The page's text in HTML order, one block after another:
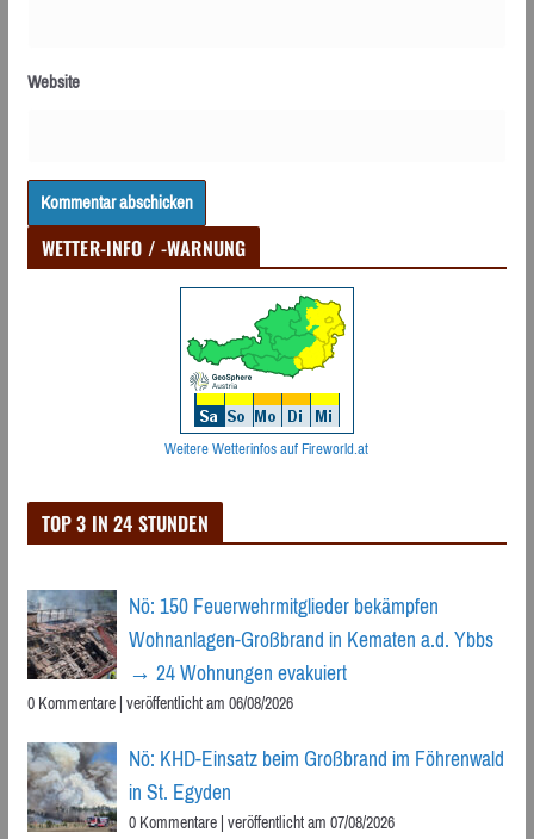
Website
WETTER-INFO / -WARNUNG
Weitere Wetterinfos auf Fireworld.at
TOP 3 IN 24 STUNDEN
Nö: 150 Feuerwehrmitglieder bekämpfen
Wohnanlagen-Großbrand in Kematen a.d. Ybbs
→ 24 Wohnungen evakuiert
0 Kommentare|veröffentlicht am 06/08/2026
Nö: KHD-Einsatz beim Großbrand im Föhrenwald
in St. Egyden
0 Kommentare|veröffentlicht am 07/08/2026